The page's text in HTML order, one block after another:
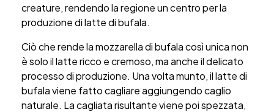
creature, rendendo la regione un centro per la
produzione di latte di bufala.
Ciò che rende la mozzarella di bufala così unica non
è solo il latte ricco e cremoso, ma anche il delicato
processo di produzione. Una volta munto, il latte di
bufala viene fatto cagliare aggiungendo caglio
naturale. La cagliata risultante viene poi spezzata,